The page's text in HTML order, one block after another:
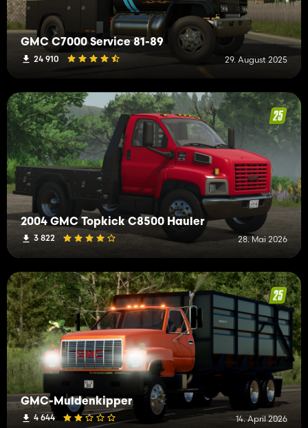
GMC C7000 Service 81-89
24 910 29. August 2025
2004 GMC Topkick C8500 Hauler
3 822 28. Mai 2026
GMC-Muldenkipper
4 644 14. April 2026